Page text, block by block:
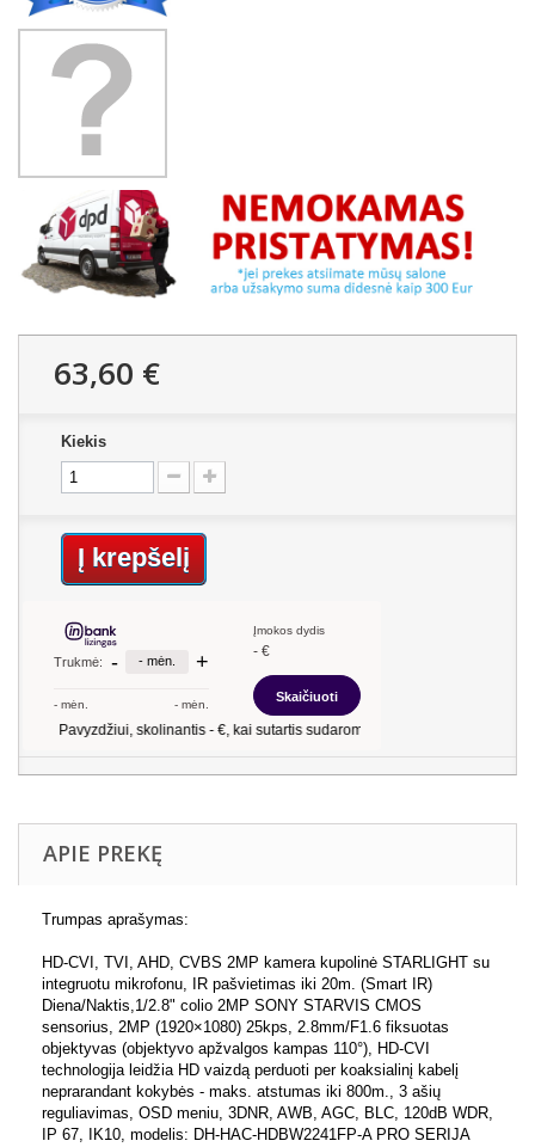
63,60 €
Kiekis
Į krepšelį
APIE PREKĘ
Trumpas aprašymas:
HD-CVI, TVI, AHD, CVBS 2MP kamera kupolinė STARLIGHT su
integruotu mikrofonu, IR pašvietimas iki 20m. (Smart IR)
Diena/Naktis,1/2.8" colio 2MP SONY STARVIS CMOS
sensorius, 2MP (1920×1080) 25kps, 2.8mm/F1.6 fiksuotas
objektyvas (objektyvo apžvalgos kampas 110°), HD-CVI
technologija leidžia HD vaizdą perduoti per koaksialinį kabelį
neprarandant kokybės - maks. atstumas iki 800m., 3 ašių
reguliavimas, OSD meniu, 3DNR, AWB, AGC, BLC, 120dB WDR,
IP 67, IK10, modelis: DH-HAC-HDBW2241FP-A PRO SERIJA